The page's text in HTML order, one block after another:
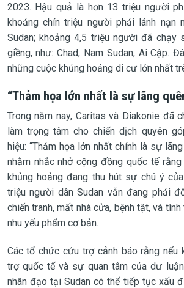
2023. Hậu quả là hơn 13 triệu người
khoảng chín triệu người phải lánh nạn
Sudan; khoảng 4,5 triệu người đã chạy
giềng, như: Chad, Nam Sudan, Ai Cập.
những cuộc khủng hoảng di cư lớn nhất
“Thảm họa lớn nhất là sự lãng
Trong năm nay, Caritas và Diakonie đã
làm trọng tâm cho chiến dịch quyên
hiệu: “Thảm họa lớn nhất chính là sự
nhằm nhắc nhở cộng đồng quốc tế
khủng hoảng đang thu hút sự chú ý
triệu người dân Sudan vẫn đang phải
chiến tranh, mất nhà cửa, bệnh tật, và
nhu yếu phẩm cơ bản.
Các tổ chức cứu trợ cảnh báo rằng nếu
trợ quốc tế và sự quan tâm của dư
nhân đạo tại Sudan có thể tiếp tục xấu